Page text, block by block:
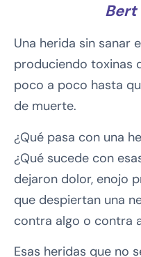
Bert
Una herida sin sanar
produciendo toxinas
poco a poco hasta
de muerte.
¿Qué pasa con una
¿Qué sucede con
dejaron dolor, enojo
que despiertan una
contra algo o contra
Esas heridas que no